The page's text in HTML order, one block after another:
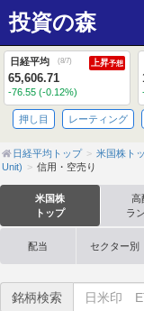
投資の森
日経平均 (8/7) 上昇予想
65,606.71
-76.55 (-0.12%)
押し目 レーティング
日経平均トップ 米国株ト
Unit)
信用・空売り
米国株
トップ
高
ラ
配当 セクター別
銘柄検索